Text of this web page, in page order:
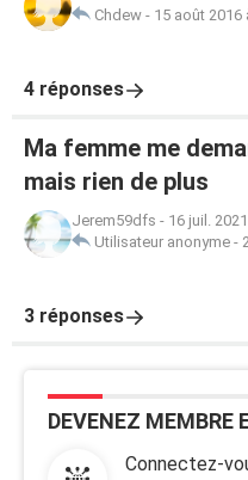
Chdew - 15 août 2016
4 réponses
Ma femme me
mais rien de plus
Jerem59dfs - 16 juil.
Utilisateur anonyme -
3 réponses
DEVENEZ MEMBRE
Connectez-